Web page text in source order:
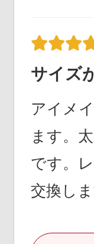
サイズ
アイメ
ます。
です。
交換しま